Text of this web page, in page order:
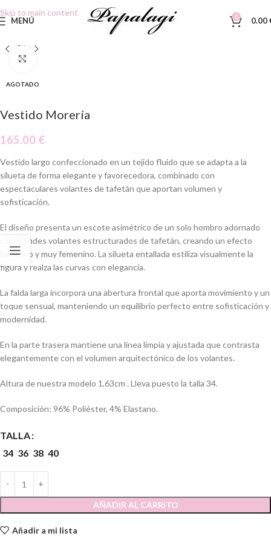
Skip to main content
MENÚ 0 0.00
AGOTADO
Vestido Morería
165.00 €
Vestido largo confeccionado en un tejido fluido que se adapta a la
silueta de forma elegante y favorecedora, combinado con
espectaculares volantes de tafetán que aportan volumen y
sofisticación.
El diseño presenta un escote asimétrico de un solo hombro adornado
con grandes volantes estructurados de tafetán, creando un efecto
llamativo y muy femenino. La silueta entallada estiliza visualmente la
figura y realza las curvas con elegancia.
La falda larga incorpora una abertura frontal que aporta movimiento y un
toque sensual, manteniendo un equilibrio perfecto entre sofisticación y
modernidad.
En la parte trasera mantiene una línea limpia y ajustada que contrasta
elegantemente con el volumen arquitectónico de los volantes.
Altura de nuestra modelo 1,63cm . Lleva puesto la talla 34.
Composición: 96% Poliéster, 4% Elastano.
TALLA
34 36 38 40
AÑADIR AL CARRITO
Añadir a mi lista